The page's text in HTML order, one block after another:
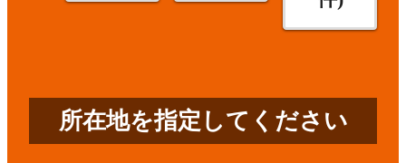
所在地を指定してください